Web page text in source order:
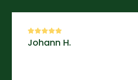
Johann H.